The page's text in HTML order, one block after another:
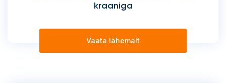
kraaniga
Vaata lähemalt